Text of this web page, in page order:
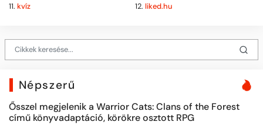
11. kvíz 12. liked.hu
Népszerű
Ősszel megjelenik a Warrior Cats: Clans of the Forest
című könyvadaptáció, körökre osztott RPG